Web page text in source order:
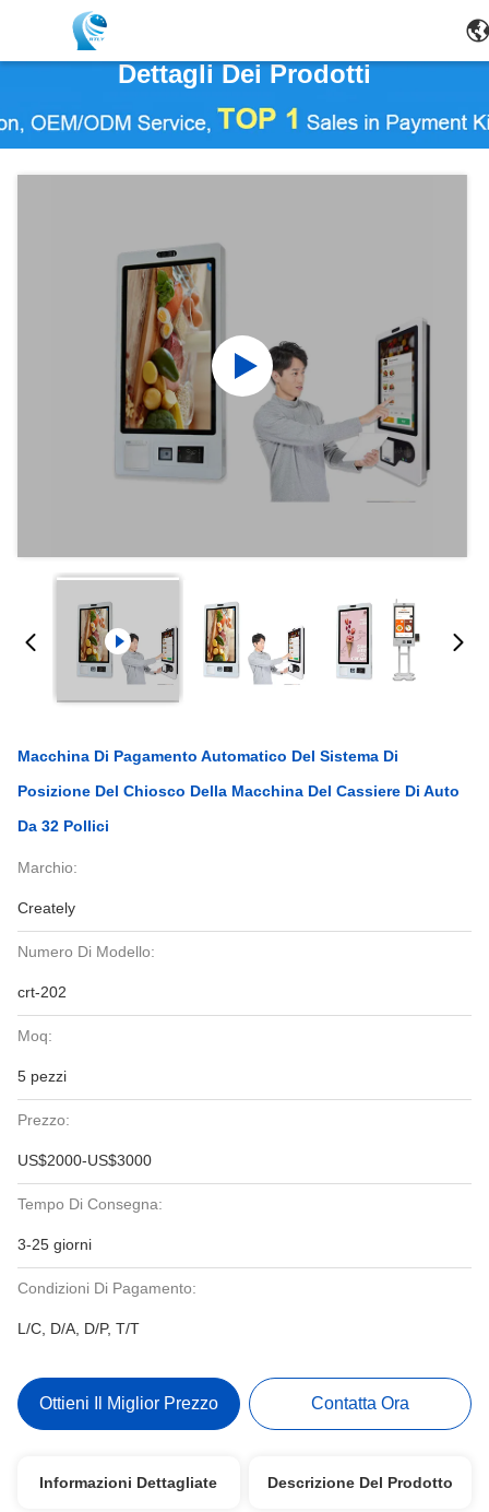
Dettagli Dei Prodotti
Macchina Di Pagamento Automatico Del Sistema Di
Posizione Del Chiosco Della Macchina Del Cassiere Di Auto
Da 32 Pollici
Marchio:
Creately
Numero Di Modello:
crt-202
Moq:
5 pezzi
Prezzo:
US$2000-US$3000
Tempo Di Consegna:
3-25 giorni
Condizioni Di Pagamento:
L/C, D/A, D/P, T/T
Ottieni Il Miglior Prezzo Contatta Ora
Informazioni Dettagliate Descrizione Del Prodotto